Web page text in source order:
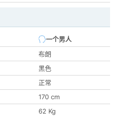
一个男人
布朗
黑色
正常
170 cm
62 Kg